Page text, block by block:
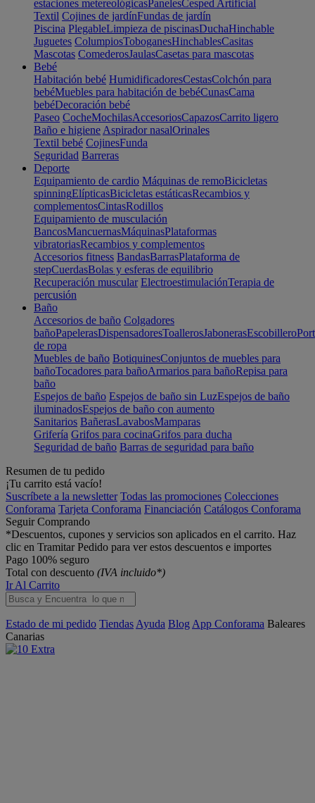
estaciones metereológicasPanelesCesped Artificial
Textil Cojines de jardínFundas de jardín
Piscina PlegableLimpieza de piscinasDuchaHinchable
Juguetes ColumpiosToboganesHinchablesCasitas
Mascotas ComederosJaulasCasetas para mascotas
Bebé
Habitación bebé HumidificadoresCestasColchón para
bebéMuebles para habitación de bebéCunasCama
bebéDecoración bebé
Paseo CocheMochilasAccesoriosCapazosCarrito ligero
Baño e higiene Aspirador nasalOrinales
Textil bebé CojinesFunda
Seguridad Barreras
Deporte
Equipamiento de cardio Máquinas de remoBicicletas
spinningElípticasBicicletas estáticasRecambios y
complementosCintasRodillos
Equipamiento de musculación
BancosMancuernasMáquinasPlataformas
vibratoriasRecambios y complementos
Accesorios fitness BandasBarrasPlataforma de
stepCuerdasBolas y esferas de equilibrio
Recuperación muscular ElectroestimulaciónTerapia de
percusión
Baño
Accesorios de baño Colgadores
bañoPapelerasDispensadoresToallerosJabonerasEscobillero
de ropa
Muebles de baño BotiquinesConjuntos de muebles para
bañoTocadores para bañoArmarios para bañoRepisa para
baño
Espejos de baño Espejos de baño sin LuzEspejos de baño
iluminadosEspejos de baño con aumento
Sanitarios BañerasLavabosMamparas
Grifería Grifos para cocinaGrifos para ducha
Seguridad de baño Barras de seguridad para baño
Resumen de tu pedido
¡Tu carrito está vacío!
Suscríbete a la newsletter Todas las promociones Colecciones
Conforama Tarjeta Conforama Financiación Catálogos Conforama
Seguir Comprando
*Descuentos, cupones y servicios son aplicados en el carrito. Haz
clic en Tramitar Pedido para ver estos descuentos e importes
Pago 100% seguro
Total con descuento (IVA incluido*)
Ir Al Carrito
Estado de mi pedido Tiendas Ayuda Blog App Conforama Baleares
Canarias